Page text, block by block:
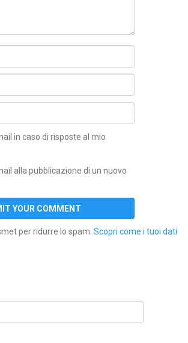
in caso di risposte al mio
alla pubblicazione di un nuovo
per ridurre lo spam. Scopri come i tuoi dati